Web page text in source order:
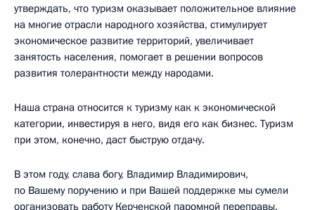
утверждать, что туризм оказывает положительное влияние
на многие отрасли народного хозяйства, стимулирует
экономическое развитие территорий, увеличивает
занятость населения, помогает в решении вопросов
развития толерантности между народами.
Наша страна относится к туризму как к экономической
категории, инвестируя в него, видя его как бизнес. Туризм
при этом, конечно, даст быструю отдачу.
В этом году, слава богу, Владимир Владимирович,
по Вашему поручению и при Вашей поддержке мы сумели
организовать работу Керченской паромной переправы.